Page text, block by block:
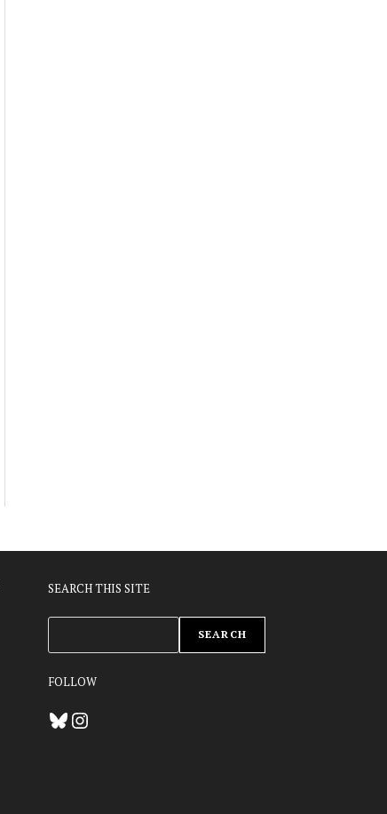
SEARCH THIS SITE
SEARCH
FOLLOW
BlueskyInstagram